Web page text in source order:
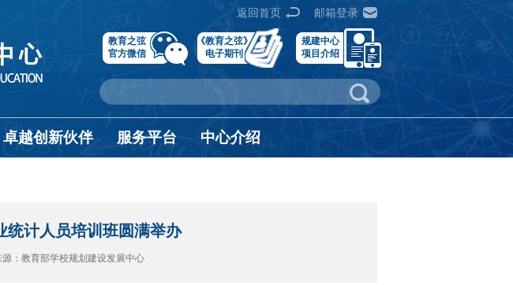
邮箱登录
返回首页
教育之弦
官方微信
规建中心
项目介绍
《教育之弦》
电子期刊
卓越创新伙伴 服务平台 中心介绍
统计人员培训班圆满举办
部学校规划建设发展中心